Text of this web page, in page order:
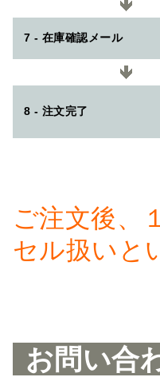
7 - 在庫確認メール
8 - 注文完了
ご注文後、
セル扱いと
お問い合